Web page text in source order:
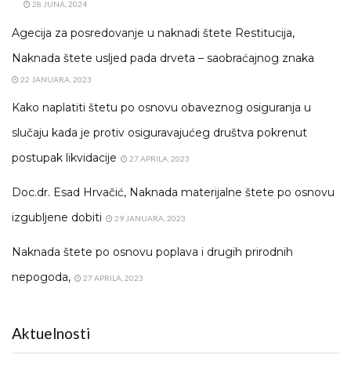
28 JUNA, 2024
Agecija za posredovanje u naknadi štete Restitucija,
Naknada štete usljed pada drveta – saobraćajnog znaka
22 JANUARA, 2023
Kako naplatiti štetu po osnovu obaveznog osiguranja u
slučaju kada je protiv osiguravajućeg društva pokrenut
postupak likvidacije
27 APRILA, 2023
Doc.dr. Esad Hrvačić, Naknada materijalne štete po osnovu
izgubljene dobiti
29 JANUARA, 2023
Naknada štete po osnovu poplava i drugih prirodnih
nepogoda,
27 APRILA, 2023
Aktuelnosti